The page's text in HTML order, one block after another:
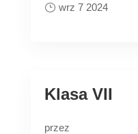
wrz 7 2024
Klasa VII
przez